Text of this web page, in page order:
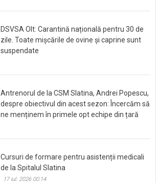
DSVSA Olt: Carantină națională pentru 30 de
zile. Toate mișcările de ovine și caprine sunt
suspendate
Antrenorul de la CSM Slatina, Andrei Popescu,
despre obiectivul din acest sezon: Încercăm să
ne menținem în primele opt echipe din țară
Cursuri de formare pentru asistenții medicali
de la Spitalul Slatina
17 iul. 2026 00:14